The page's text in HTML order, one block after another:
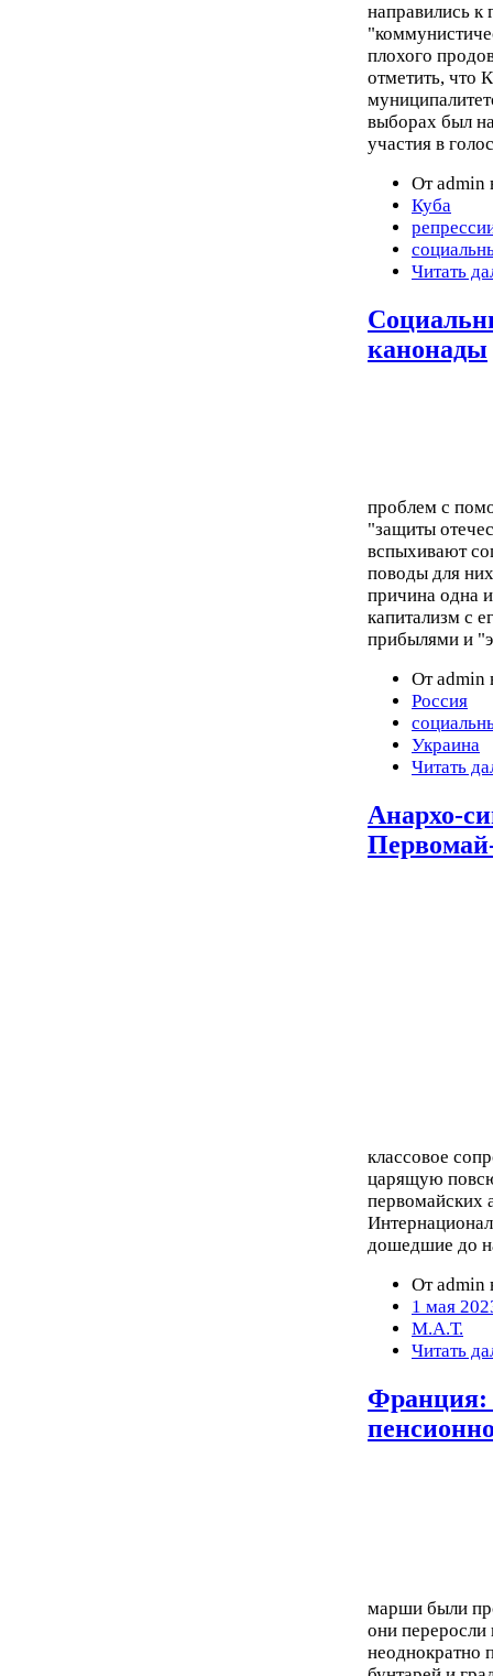
направились к
плохого
отметить, что
выборах был
участия в
От admin
Куба
Читать
канонады
проблем с
"защиты
вспыхивают
поводы для
причина одна
капитализм с
прибылями и
От admin
Россия
Украина
Читать
Анархо-
классовое
царящую
первомайских
дошедшие до
От admin
1 мая
М.А.Т.
Читать
Франция:
марши были
они переросли
неоднократно